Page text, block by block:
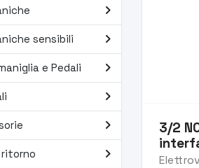
navigate_next
sensibili navigate_next
e Pedali navigate_next
navigate_next
navigate_next
ritorno navigate_next
3/2